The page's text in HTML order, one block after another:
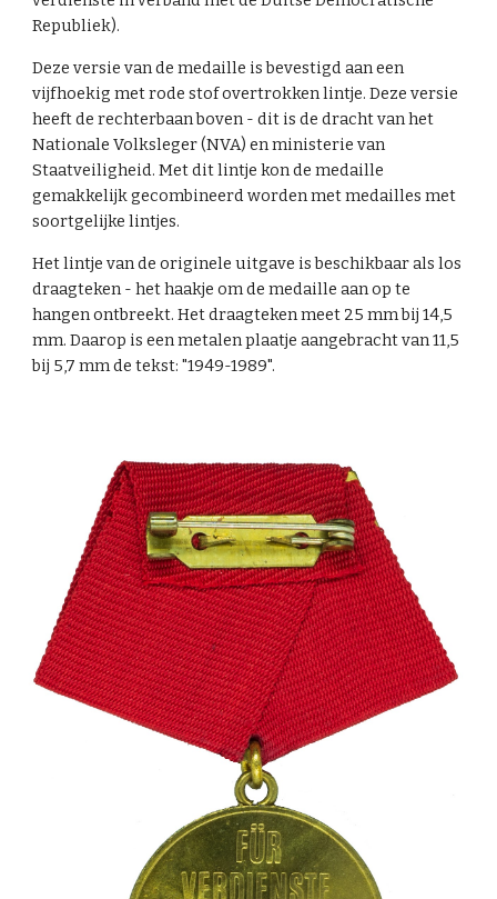
Republiek).
Deze versie van de medaille is bevestigd aan een
vijfhoekig met rode stof overtrokken lintje. Deze versie
heeft de rechterbaan boven - dit is de dracht van het
Nationale Volksleger (NVA)en ministerie van
Staatveiligheid. Met dit lintje kon de medaille
gemakkelijk gecombineerd worden met medailles met
soortgelijke lintjes.
Het lintje van de originele uitgave is beschikbaar als los
draagteken - het haakje om de medaille aan op te
hangen ontbreekt. Het draagteken meet 25 mm bij 14,5
mm. Daarop is een metalen plaatje aangebracht van 11,5
bij 5,7 mm de tekst: "1949-1989".